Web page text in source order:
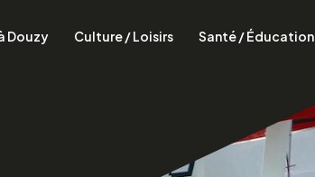
Douzy Culture / Loisirs Santé / Éducation